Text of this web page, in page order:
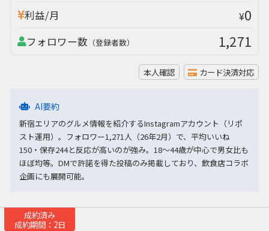
利益/月 ¥0
フォロワー数 （登録者数） 1,271
本人確認 カード決済対応
AI要約
新宿エリアのグルメ情報を紹介するInstagramアカウント（リポ
スト運用）。フォロワー1,271人（26年2月）で、平均いいね
150・保存244と反応が高いのが強み。18〜44歳が中心で男女比も
ほぼ均等。DMで許諾を得た投稿のみ掲載しており、飲食店コラボ
企画にも展開可能。
成約済み
成約期間：2日